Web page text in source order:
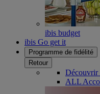
ibis budget
ibis Go get it
Programme de fidélité
Retour
Découvrir
ALL